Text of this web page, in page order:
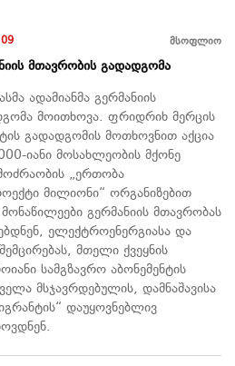
მსოფლიო
მთავრობის გადადგომა
ადამიანმა გერმანიის
მოითხოვა. ფრიდრიხ მერცის
გადადგომის მოთხოვნით აქცია
იანი მოსახლეობის მქონე
„ერთობა
მილიონი“ ორგანიზებით
გერმანიის მთავრობას
ელექტროენერგიასა და
მთელი ქვეყნის
სამგზავრო აბონემენტის
მსჯავრდებულის, დამნაშავისა
დაუყოვნებლივ